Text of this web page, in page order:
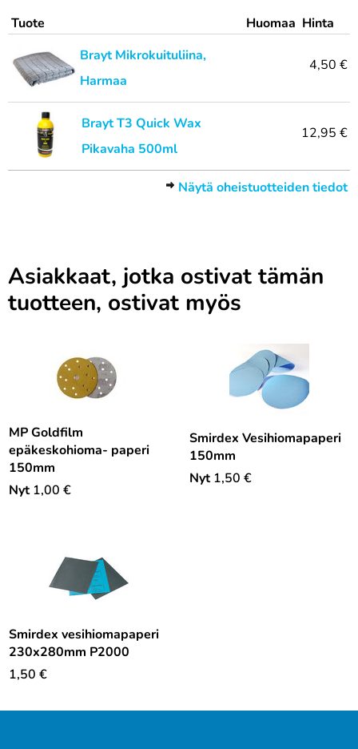
Tuote Huomaa Hinta
Brayt Mikrokuituliina,
Harmaa
4,50 €
Brayt T3 Quick Wax
Pikavaha 500ml
12,95 €
Näytä oheistuotteiden tiedot
Asiakkaat, jotka ostivat tämän
tuotteen, ostivat myös
MP Goldfilm
epäkeskohioma- paperi
150mm
Nyt 1,00 €
Smirdex Vesihiomapaperi
150mm
Nyt 1,50 €
Smirdex vesihiomapaperi
230x280mm P2000
1,50 €